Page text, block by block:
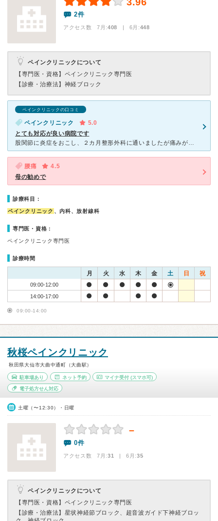
2件
アクセス数 7月:408 | 6月:448
ペインクリニックについて
【専門医・資格】 ペインクリニック専門医
【診療・治療法】 神経ブロック
ペインクリニックの口コミ
ペインクリニック
5.0
とても対応が良い病院です
股関節に炎症をおこし、２カ月整形外科に通いましたが痛みが治まらず、藁にもすがる思いで受診しました。病院自体は古いものの、受付の方、看護師の方の対応が温かく、当時痛みでイライラしていた私の心を落ち着かせ
腰痛
4.5
母の勧めで
診療科目：
ペインクリニック 、内科、放射線科
専門医・資格：
ペインクリニック専門医
診療時間
月 火 水 木 金 土 日 祝
09:00-12:00
14:00-17:00
09:00-14:00
秋桜ペインクリニック
秋田県大仙市大曲中通町（大曲駅）
駐車場あり ネット予約 マイナ受付 (スマホ可)
電子処方せん対応
土曜（〜12:30）・日曜
－
0件
アクセス数 7月:31 | 6月:35
ペインクリニックについて
【専門医・資格】 ペインクリニック専門医
【診療・治療法】 星状神経節ブロック、超音波ガイド下神経ブロッ